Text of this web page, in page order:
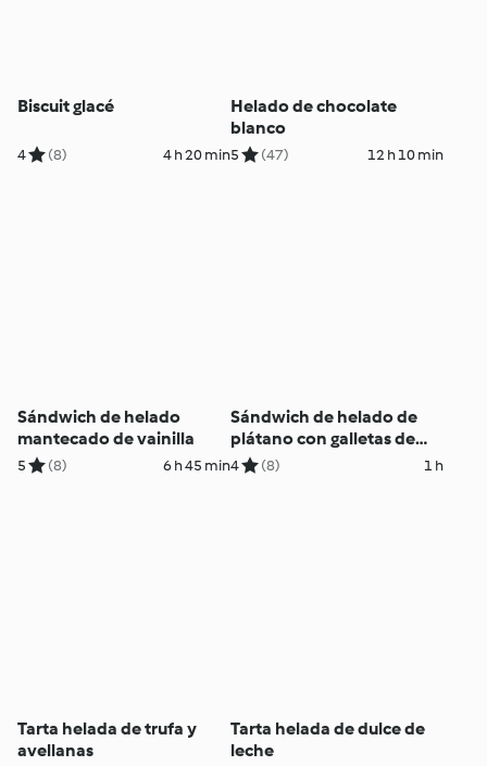
Biscuit glacé
4 (8) 4 h 20 min
Helado de chocolate
blanco
5 (47) 12 h 10 min
Sándwich de helado
mantecado de vainilla
5 (8) 6 h 45 min
Sándwich de helado de
plátano con galletas de
amaranto y mijo
4 (8) 1 h
Tarta helada de trufa y
avellanas
Tarta helada de dulce de
leche